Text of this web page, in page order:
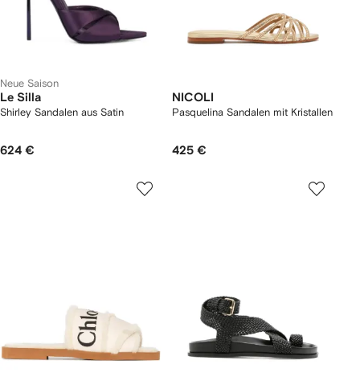
Neue Saison
Le Silla
Shirley Sandalen aus Satin
624 €
NICOLI
Pasquelina Sandalen mit Kristallen
425 €